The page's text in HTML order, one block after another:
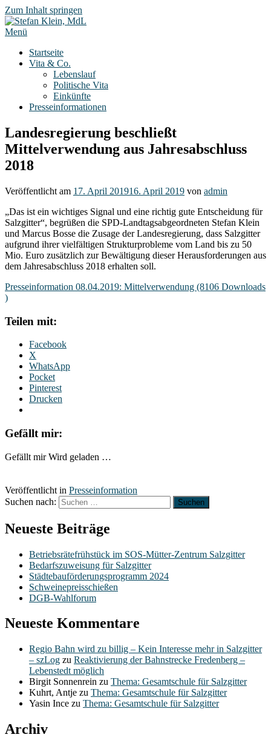
Zum Inhalt springen
Menü
Startseite
Vita & Co.
Lebenslauf
Politische Vita
Einkünfte
Presseinformationen
Landesregierung beschließt
Mittelverwendung aus Jahresabschluss
2018
Veröffentlicht am 17. April 201916. April 2019 von admin
„Das ist ein wichtiges Signal und eine richtig gute Entscheidung für
Salzgitter“, begrüßen die SPD-Landtagsabgeordneten Stefan Klein
und Marcus Bosse die Zusage der Landesregierung, dass Salzgitter
aufgrund ihrer vielfältigen Strukturprobleme vom Land bis zu 50
Mio. Euro zusätzlich zur Bewältigung dieser Herausforderungen aus
dem Jahresabschluss 2018 erhalten soll.
Presseinformation 08.04.2019: Mittelverwendung (8106 Downloads
)
Teilen mit:
Facebook
X
WhatsApp
Pocket
Pinterest
Drucken
Gefällt mir:
Gefällt mir Wird geladen …
Veröffentlicht in Presseinformation
Suchen nach:
Neueste Beiträge
Betriebsrätefrühstück im SOS-Mütter-Zentrum Salzgitter
Bedarfszuweisung für Salzgitter
Städtebauförderungsprogramm 2024
Schweinepreisschießen
DGB-Wahlforum
Neueste Kommentare
Regio Bahn wird zu billig – Kein Interesse mehr in Salzgitter
– szLog zu Reaktivierung der Bahnstrecke Fredenberg –
Lebenstedt möglich
Birgit Sonnenrein zu Thema: Gesamtschule für Salzgitter
Kuhrt, Antje zu Thema: Gesamtschule für Salzgitter
Yasin Ince zu Thema: Gesamtschule für Salzgitter
Archiv